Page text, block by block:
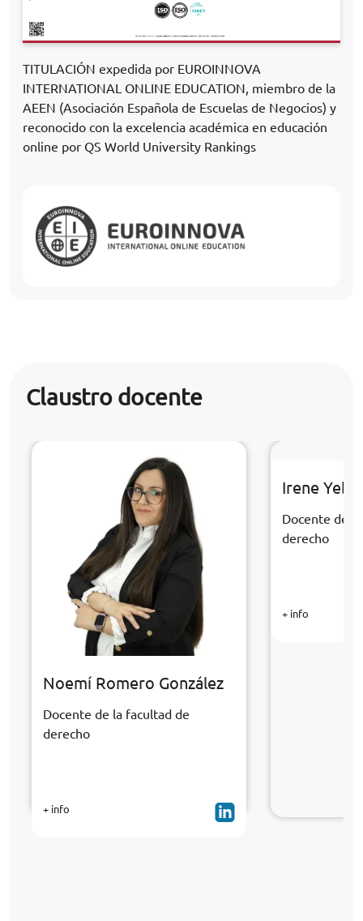
TITULACIÓN expedida por EUROINNOVA
INTERNATIONAL ONLINE EDUCATION, miembro de la
AEEN (Asociación Española de Escuelas de Negocios) y
reconocido con la excelencia académica en educación
online por QS World University Rankings
Claustro docente
Noemí Romero González
Docente de la facultad de
derecho
+ info
Irene
Docente de
derecho
+ info